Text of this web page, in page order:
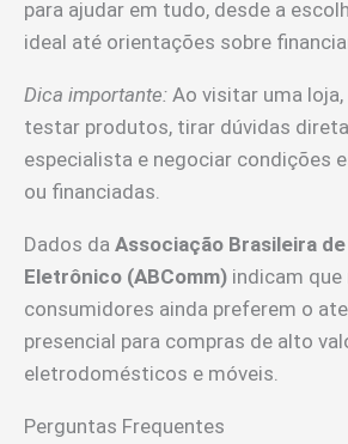
para ajudar em tudo, desde a
ideal até orientações sobre
Dica importante: Ao visitar uma
testar produtos, tirar dúvidas
especialista e negociar condições
ou financiadas.
Dados da Associação Brasileira
Eletrônico (ABComm) indicam que
consumidores ainda preferem o
presencial para compras de alto
eletrodomésticos e móveis.
Perguntas Frequentes